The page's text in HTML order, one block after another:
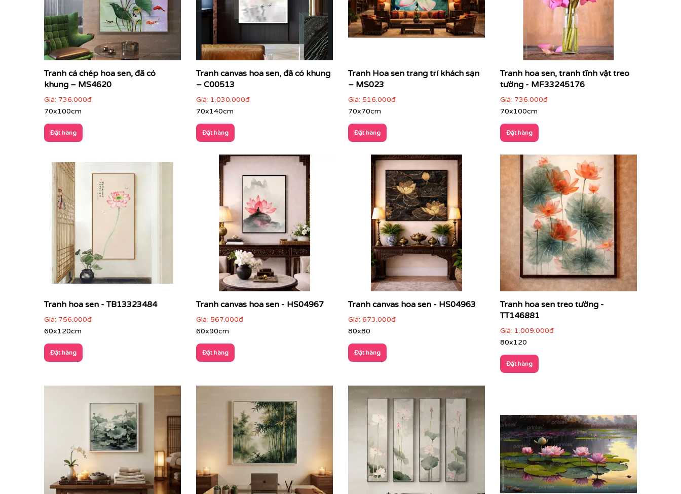
Tính ứng dụng cao: phù hợp trang trí lâu dài, không lỗi thời
Tranh cá chép hoa sen, đã có
khung – MS4620
Giá: 736.000đ
70x100cm
Đặt hàng
Tranh canvas hoa sen, đã có khung
– C00513
Giá: 1.030.000đ
70x140cm
Đặt hàng
Tranh Hoa sen trang trí khách sạn
– MS023
Giá: 516.000đ
70x70cm
Đặt hàng
Tranh hoa sen, tranh tĩnh vật treo
tường - MF33245176
Giá: 736.000đ
70x100cm
Đặt hàng
Tranh hoa sen - TB13323484
Giá: 756.000đ
60x120cm
Đặt hàng
Tranh canvas hoa sen - HS04967
Giá: 567.000đ
60x90cm
Đặt hàng
Tranh canvas hoa sen - HS04963
Giá: 673.000đ
80x80
Đặt hàng
Tranh hoa sen treo tường -
TT146881
Giá: 1.009.000đ
80x120
Đặt hàng